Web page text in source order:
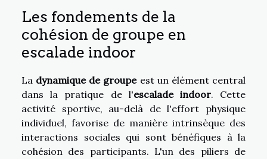
Les fondements de la
cohésion de groupe en
escalade indoor
La dynamique de groupeest un élément central
dans la pratique de l'escalade indoor. Cette
activité sportive, au-delà de l'effort physique
individuel, favorise de manière intrinsèque des
interactions sociales qui sont bénéfiques à la
cohésion des participants. L'un des piliers de